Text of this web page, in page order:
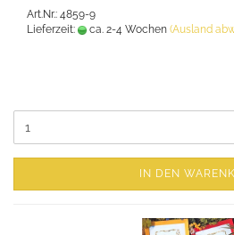
Art.Nr.: 4859-9
Lieferzeit:
ca. 2-4 Wochen (Ausland
IN DEN